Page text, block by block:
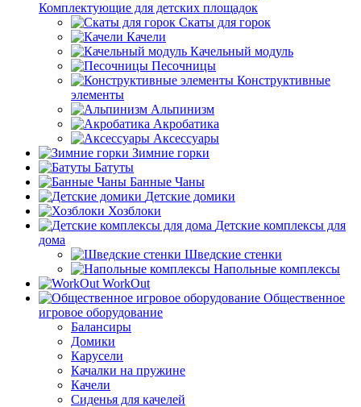
Комплектующие для детских площадок
Скаты для горок
Качели
Качельный модуль
Песочницы
Конструктивные
элементы
Альпинизм
Акробатика
Аксессуары
Зимние горки
Батуты
Банные Чаны
Детские домики
Хозблоки
Детские комплексы для
дома
Шведские стенки
Напольные комплексы
WorkOut
Общественное
игровое оборудование
Балансиры
Домики
Карусели
Качалки на пружине
Качели
Сиденья для качелей